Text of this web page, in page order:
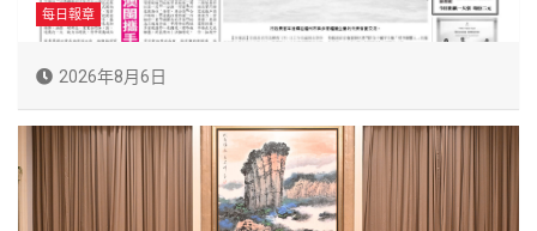
每日報章
2026年8月6日